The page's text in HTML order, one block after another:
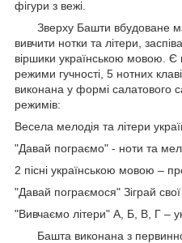
фігури з вежі.
Зверху Башти вбудоване
вивчити нотки та літери,
віршики українською мовою. Є
режими гучності, 5 нотних
виконана у формі салатового
режимів:
Весела мелодія та літери
"Давай пограємо" - ноти та
2 пісні українською мовою –
"Давай пограємося" Зіграй свої
"Вивчаємо літери" А, Б, В, Г –
Башта виконана з